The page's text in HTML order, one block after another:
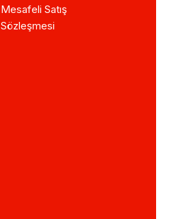
Mesafeli Satış
Sözleşmesi